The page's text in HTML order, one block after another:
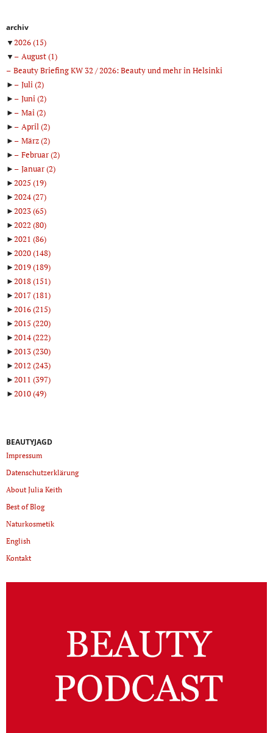
archiv
▼2026(15)
▼
August(1)
Beauty Briefing KW 32 / 2026: Beauty und mehr in Helsinki
►
Juli(2)
►
Juni(2)
►
Mai(2)
►
April(2)
►
März(2)
►
Februar(2)
►
Januar(2)
►2025 (19)
►2024(27)
►2023(65)
►2022 (80)
►2021 (86)
►2020(148)
►2019(189)
►2018(151)
►2017(181)
►2016(215)
►2015 (220)
►2014(222)
►2013(230)
►2012 (243)
►2011 (397)
►2010(49)
BEAUTYJAGD
Impressum
Datenschutzerklärung
About Julia Keith
Best of Blog
Naturkosmetik
English
Kontakt